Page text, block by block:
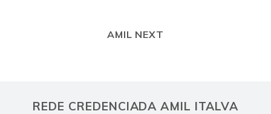
AMIL NEXT
REDE CREDENCIADA AMIL ITALVA